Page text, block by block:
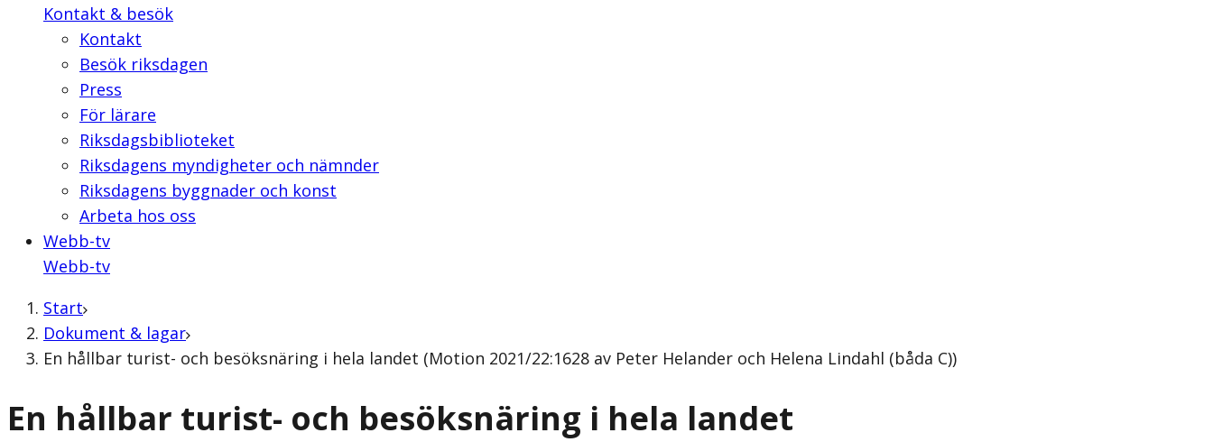
Kontakt & besök
Kontakt
Besök riksdagen
Press
För lärare
Riksdagsbiblioteket
Riksdagens myndigheter och nämnder
Riksdagens byggnader och konst
Arbeta hos oss
Webb-tv
Webb-tv
Start
Dokument & lagar
En hållbar turist- och besöksnäring i hela landet (Motion 2021/22:1628 av Peter Helander och Helena Lindahl (båda C))
En hållbar turist- och besöksnäring i hela landet